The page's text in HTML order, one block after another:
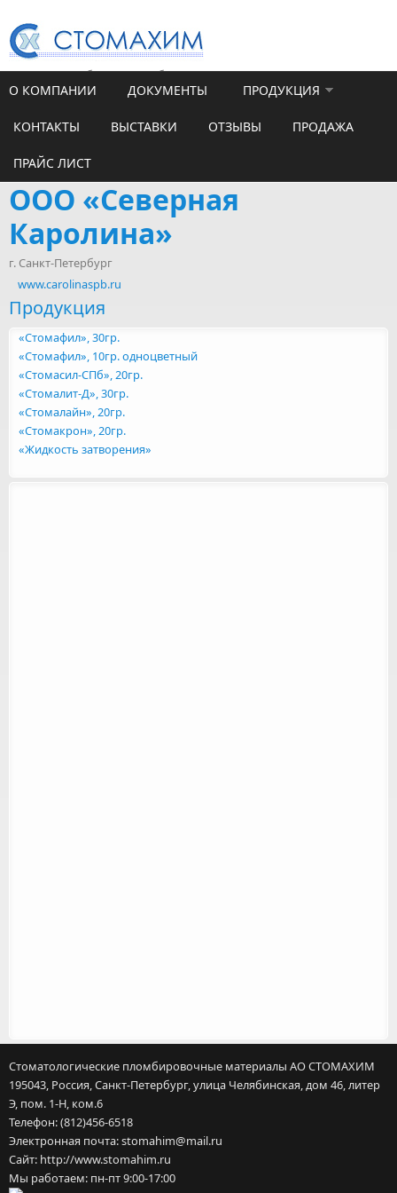
Санкт-Петербург,ул. Челябинская, д. 46, литер Э, пом.1-Н, ком.6
7(812) 456-65-18
О КОМПАНИИ ДОКУМЕНТЫ ПРОДУКЦИЯ
КОНТАКТЫ ВЫСТАВКИ ОТЗЫВЫ ПРОДАЖА
ПРАЙС ЛИСТ
ООО «Северная
Каролина»
г. Санкт-Петербург
www.carolinaspb.ru
Продукция
«Стомафил», 30гр.
«Стомафил», 10гр. одноцветный
«Стомасил-СПб», 20гр.
«Стомалит-Д», 30гр.
«Стомалайн», 20гр.
«Стомакрон», 20гр.
«Жидкость затворения»
Стоматологические пломбировочные материалы АО СТОМАХИМ
195043, Россия,Санкт-Петербург,улица Челябинская, дом 46, литер
Э, пом. 1-Н, ком.6
Телефон:(812)456-6518
Электронная почта:stomahim@mail.ru
Сайт: http://www.stomahim.ru
Мы работаем: пн-пт 9:00-17:00